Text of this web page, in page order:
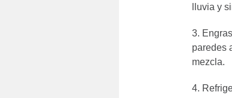
lluvia y
paredes
mezcla.